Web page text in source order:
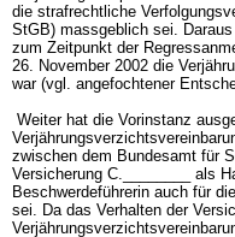
die strafrechtliche
StGB) massgeblich sei.
zum Zeitpunkt der
26. November 2002 die
war (vgl. angefochtener
Weiter hat die Vorinstanz
zwischen dem Bundesamt für
Versicherung C.________ als
Beschwerdeführerin auch für
sei. Da das Verhalten der